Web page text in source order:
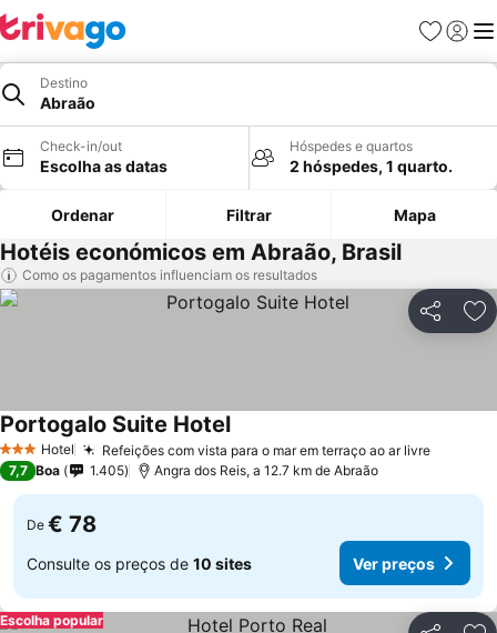
Favoritos
Iniciar
Destino
Abraão
Check-in/out
Escolha as datas
Hóspedes e quartos
2 hóspedes, 1 quarto.
Ordenar Filtrar Mapa
Hotéis económicos em Abraão, Brasil
Como os pagamentos influenciam os resultados
Partilhar
3 EstrelasHotel Refeições com vista para o mar em terraço ao ar livreVer
Portogalo Suite HotelVer preços
7,7 Boa 1.405 Angra dos Reis, a 12.7 km de Abraão
De € 78
Consulte os preços de 10 sites Ver preços
Escolha popular